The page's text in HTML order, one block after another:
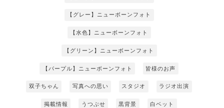
【グレー】ニューボーンフォト
【水色】ニューボーンフォト
【グリーン】ニューボーンフォト
【パープル】ニューボーンフォト 皆様のお声
双子ちゃん 写真への思い スタジオ ラジオ出演
掲載情報 うつぶせ 黒背景 白ベット